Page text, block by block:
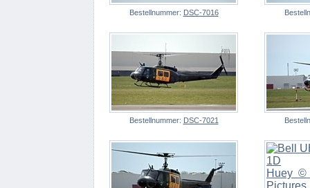
Bestellnummer: DSC-7016
Bestellnummer: DSC-7021